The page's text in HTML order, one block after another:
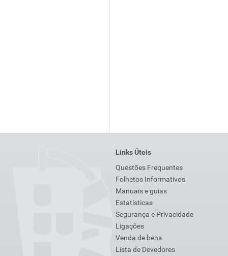
Links Úteis
Questões Frequentes
Folhetos Informativos
Manuais e guias
Estatísticas
Segurança e Privacidade
Ligações
Venda de bens
Lista de Devedores